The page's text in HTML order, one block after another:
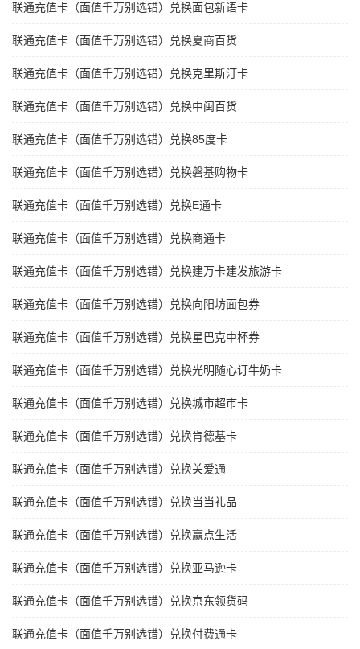
联通充值卡（面值千万别选错）兑换面包新语卡
联通充值卡（面值千万别选错）兑换夏商百货
联通充值卡（面值千万别选错）兑换克里斯汀卡
联通充值卡（面值千万别选错）兑换中闽百货
联通充值卡（面值千万别选错）兑换85度卡
联通充值卡（面值千万别选错）兑换磐基购物卡
联通充值卡（面值千万别选错）兑换E通卡
联通充值卡（面值千万别选错）兑换商通卡
联通充值卡（面值千万别选错）兑换建万卡建发旅游卡
联通充值卡（面值千万别选错）兑换向阳坊面包券
联通充值卡（面值千万别选错）兑换星巴克中杯券
联通充值卡（面值千万别选错）兑换光明随心订牛奶卡
联通充值卡（面值千万别选错）兑换城市超市卡
联通充值卡（面值千万别选错）兑换肯德基卡
联通充值卡（面值千万别选错）兑换关爱通
联通充值卡（面值千万别选错）兑换当当礼品
联通充值卡（面值千万别选错）兑换赢点生活
联通充值卡（面值千万别选错）兑换亚马逊卡
联通充值卡（面值千万别选错）兑换京东领货码
联通充值卡（面值千万别选错）兑换付费通卡